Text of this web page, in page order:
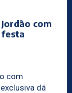
com
festa
com
dá